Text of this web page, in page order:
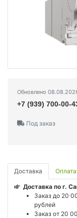
Обновлено
+7 (939) 700-00-
Под заказ
Доставка Оплата
Доставка по г.
Заказ до 20
рублей
Заказ от 20